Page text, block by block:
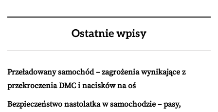
Ostatnie wpisy
Przeładowany samochód – zagrożenia wynikające z
przekroczenia DMC i nacisków na oś
Bezpieczeństwo nastolatka w samochodzie – pasy,